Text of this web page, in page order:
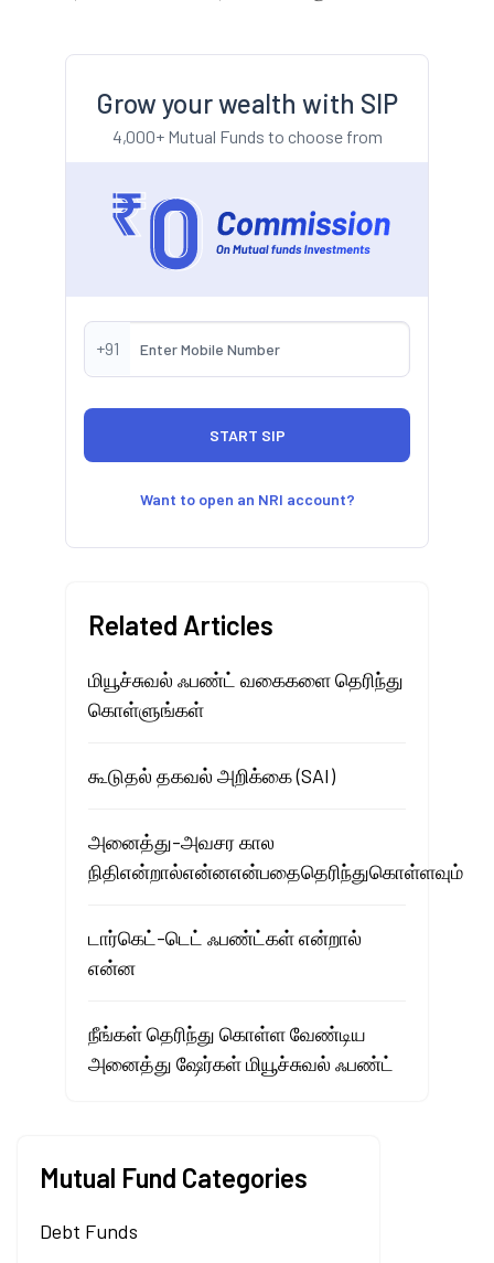
Grow your wealth with SIP
4,000+ Mutual Funds to choose from
+91
Want to open an NRI account?
Related Articles
மியூச்சுவல் ஃபண்ட் வகைகளை தெரிந்து
கொள்ளுங்கள்
கூடுதல் தகவல் அறிக்கை (SAI)
அனைத்து-அவசர கால
நிதிஎன்றால்என்னஎன்பதைதெரிந்துகொள்ளவும்
டார்கெட்-டெட் ஃபண்ட்கள் என்றால்
என்ன
நீங்கள் தெரிந்து கொள்ள வேண்டிய
அனைத்து ஷேர்கள் மியூச்சுவல் ஃபண்ட்
Mutual Fund Categories
Debt Funds